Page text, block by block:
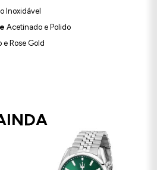
Inoxidável
Acetinado e Polido
e Rose Gold